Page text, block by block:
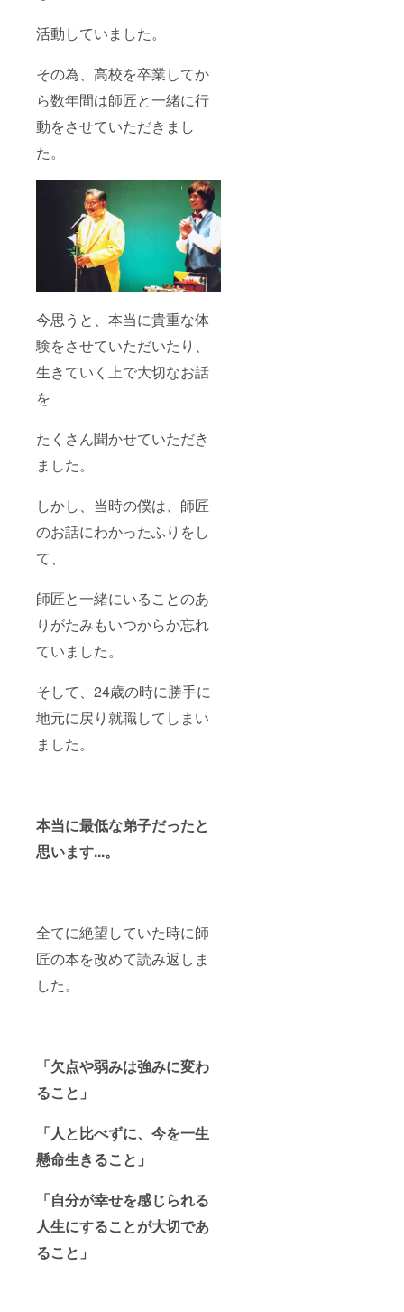
活動していました。
その為、高校を卒業してか
ら数年間は師匠と一緒に行
動をさせていただきまし
た。
今思うと、本当に貴重な体
験をさせていただいたり、
生きていく上で大切なお話
を
たくさん聞かせていただき
ました。
しかし、当時の僕は、師匠
のお話にわかったふりをし
て、
師匠と一緒にいることのあ
りがたみもいつからか忘れ
ていました。
そして、24歳の時に勝手に
地元に戻り就職してしまい
ました。
本当に最低な弟子だったと
思います...。
全てに絶望していた時に師
匠の本を改めて読み返しま
した。
「欠点や弱みは強みに変わ
ること」
「人と比べずに、今を一生
懸命生きること」
「自分が幸せを感じられる
人生にすることが大切であ
ること」